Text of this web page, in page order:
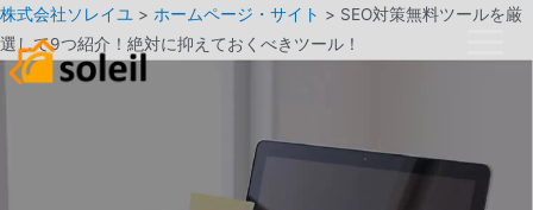
株式会社ソレイユ > ホームページ・サイト > SEO対策無料ツールを厳
選して9つ紹介！絶対に抑えておくべきツール！